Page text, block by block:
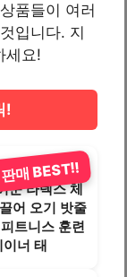
품들이 여러
입니다. 지
세요!
!
어 30 42 5
운 라텍스 체
어 오기 밧줄
트니스 훈련
이너 태
판매 BEST!!